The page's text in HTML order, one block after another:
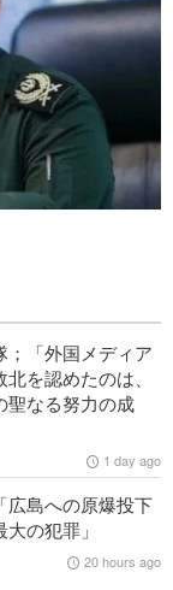
通航再開は米の
アから撤退すべ
撤退方法を模索」
世論の合流点に
；「外国メディア
を認めたのは、
聖なる努力の成
1 day ago
広島への原爆投下
の犯罪」
20 hours ago